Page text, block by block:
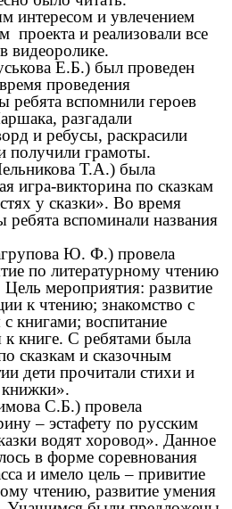
интересом и увлечением
проекта и реализовали все
видеоролике.
Е.Б.) был проведен
проведения
ребята вспомнили героев
разгадали
и ребусы, раскрасили
получили грамоты.
Т.А.) была
игра-викторина по сказкам
у сказки». Во время
ребята вспоминали названия
Ю. Ф.) провела
по литературному чтению
мероприятия: развитие
к чтению; знакомство с
книгами; воспитание
книге. С ребятами была
сказкам и сказочным
дети прочитали стихи и
книжки».
С.Б.) провела
– эстафету по русским
водят хоровод». Данное
в форме соревнования
и имело цель – привитие
чтению, развитие умения